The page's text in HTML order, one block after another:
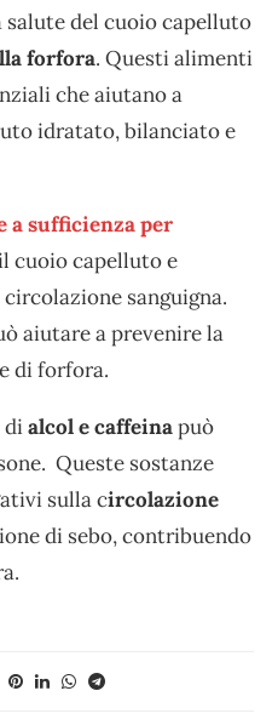
salute del cuoio capelluto
forfora. Questi alimenti
che aiutano a
idratato, bilanciato e
a sufficienza per
cuoio capelluto e
sanguigna.
aiutare a prevenire la
di forfora.
dialcol e caffeinapuò
Queste sostanze
sulla circolazione
di sebo, contribuendo